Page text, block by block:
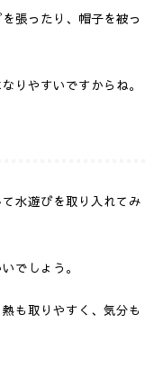
張ったり、帽子を被っ
りやすいですからね。
水遊びを取り入れてみ
でしょう。
も取りやすく、気分も